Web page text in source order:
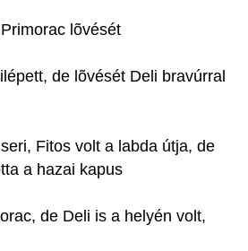
lõvését
de lõvését Deli bravúrral
Fitos volt a labda útja, de
a hazai kapus
de Deli is a helyén volt,